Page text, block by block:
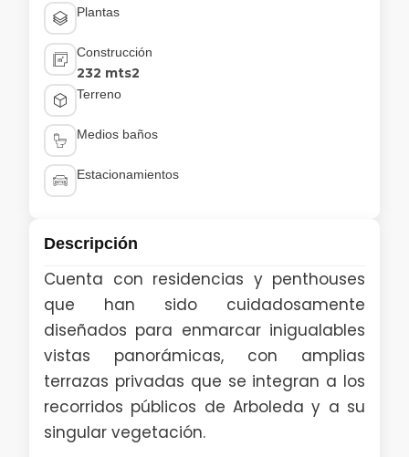
Plantas
Construcción
232 mts2
Terreno
Medios baños
Estacionamientos
Descripción
Cuenta con residencias y penthouses
que han sido cuidadosamente
diseñados para enmarcar inigualables
vistas panorámicas, con amplias
terrazas privadas que se integran a los
recorridos públicos de Arboleda y a su
singular vegetación.